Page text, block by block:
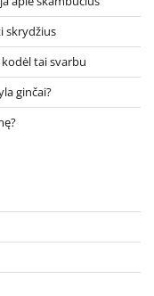
skrydžius
kodėl tai svarbu
ginčai?